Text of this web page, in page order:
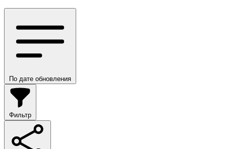
По дате обновления
Фильтр